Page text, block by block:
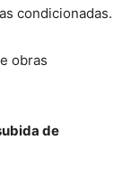
condicionadas.
obras
de